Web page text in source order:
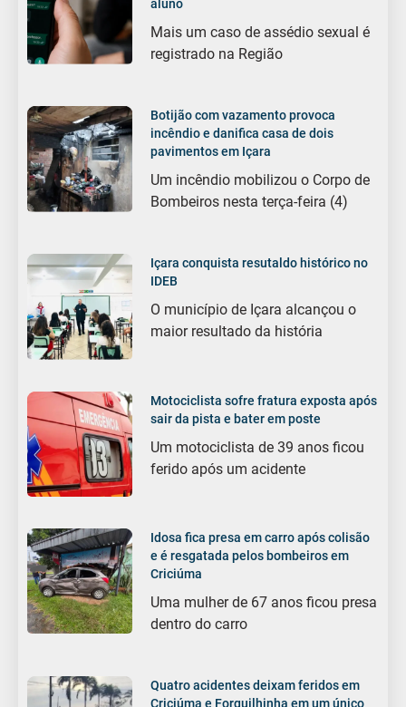
aluno
Mais um caso de assédio sexual é
registrado na Região
Botijão com vazamento provoca
incêndio e danifica casa de dois
pavimentos em Içara
Um incêndio mobilizou o Corpo de
Bombeiros nesta terça-feira (4)
Içara conquista resutaldo histórico no
IDEB
O município de Içara alcançou o
maior resultado da história
Motociclista sofre fratura exposta após
sair da pista e bater em poste
Um motociclista de 39 anos ficou
ferido após um acidente
Idosa fica presa em carro após colisão
e é resgatada pelos bombeiros em
Criciúma
Uma mulher de 67 anos ficou presa
dentro do carro
Quatro acidentes deixam feridos em
Criciúma e Forquilhinha em um único